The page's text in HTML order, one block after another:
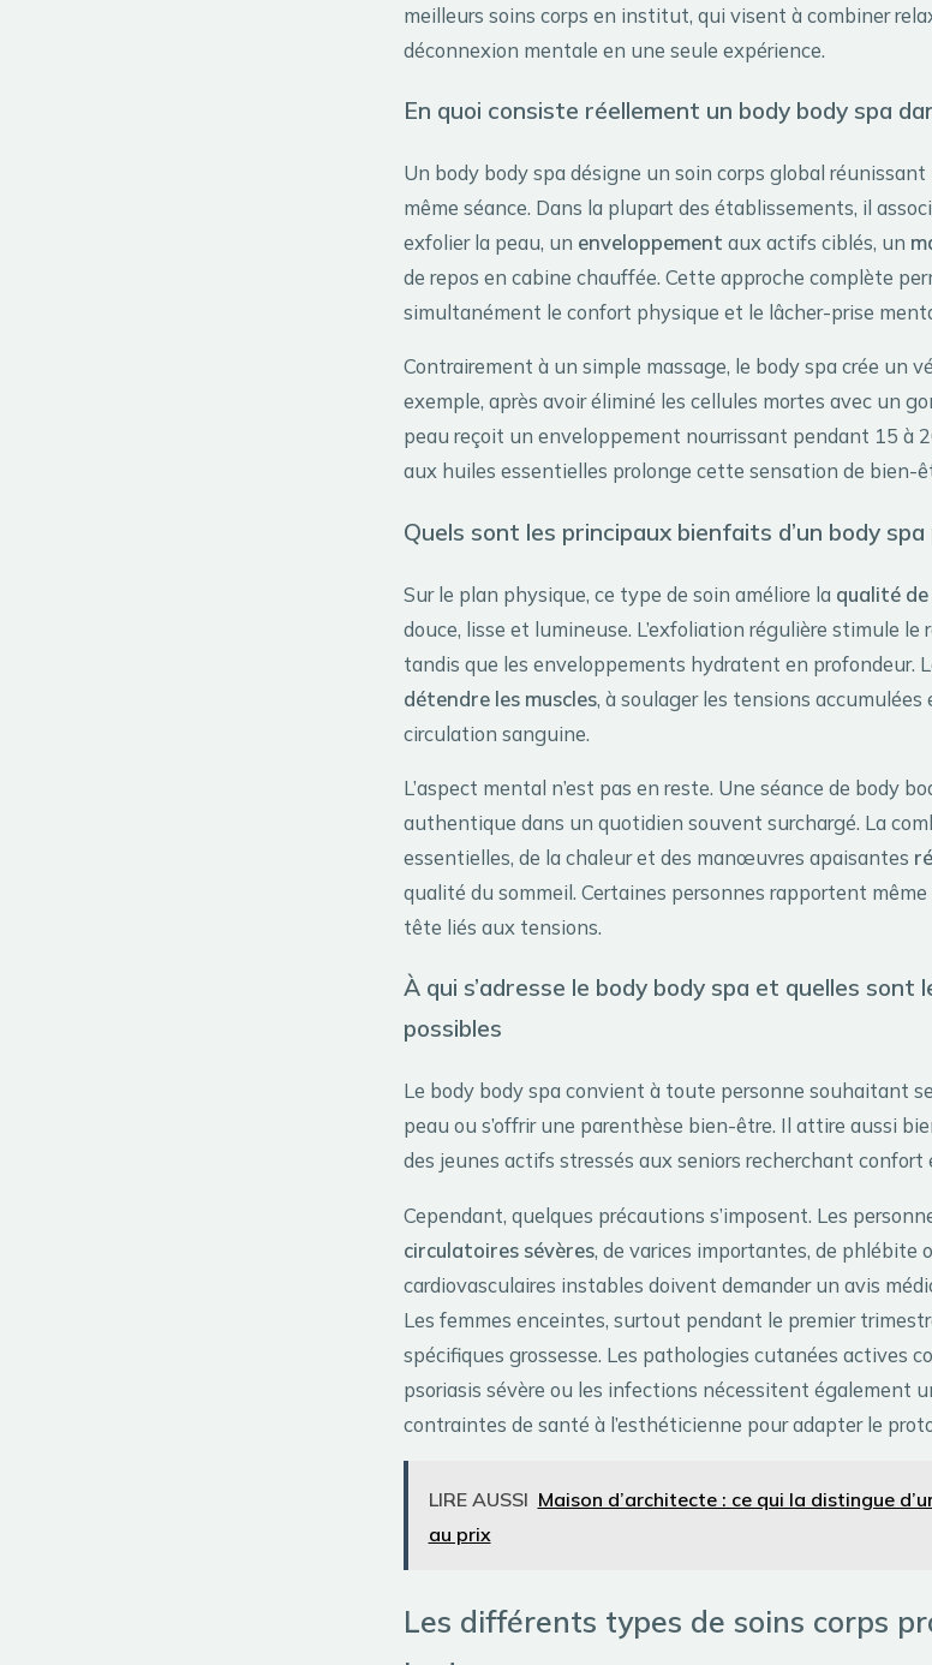
meilleurs soins corps en institut, qui visent à combiner
déconnexion mentale en une seule expérience.
En quoi consiste réellement un body body spa
Un body body spa désigne un soin corps global
même séance. Dans la plupart des établissements, il
exfolier la peau, un enveloppement aux actifs ciblés, un
de repos en cabine chauffée. Cette approche complète
simultanément le confort physique et le lâcher-prise
Contrairement à un simple massage, le body spa crée un
exemple, après avoir éliminé les cellules mortes avec un
peau reçoit un enveloppement nourrissant pendant 15 à
aux huiles essentielles prolonge cette sensation de bien-
Quels sont les principaux bienfaits d’un body
Sur le plan physique, ce type de soin améliore la qualité de
douce, lisse et lumineuse. L’exfoliation régulière stimule le
tandis que les enveloppements hydratent en profondeur.
détendre les muscles, à soulager les tensions
circulation sanguine.
L’aspect mental n’est pas en reste. Une séance de body
authentique dans un quotidien souvent surchargé. La
essentielles, de la chaleur et des manœuvres apaisantes
qualité du sommeil. Certaines personnes rapportent
tête liés aux tensions.
À qui s’adresse le body body spa et quelles
possibles
Le body body spa convient à toute personne souhaitant
peau ou s’offrir une parenthèse bien-être. Il attire aussi
des jeunes actifs stressés aux seniors recherchant
Cependant, quelques précautions s’imposent. Les
circulatoires sévères, de varices importantes, de phlébite
cardiovasculaires instables doivent demander un avis
Les femmes enceintes, surtout pendant le premier
spécifiques grossesse. Les pathologies cutanées actives
psoriasis sévère ou les infections nécessitent également
contraintes de santé à l’esthéticienne pour adapter le
LIRE AUSSI Maison d’architecte : ce qui la distingue
au prix
Les différents types de soins corps